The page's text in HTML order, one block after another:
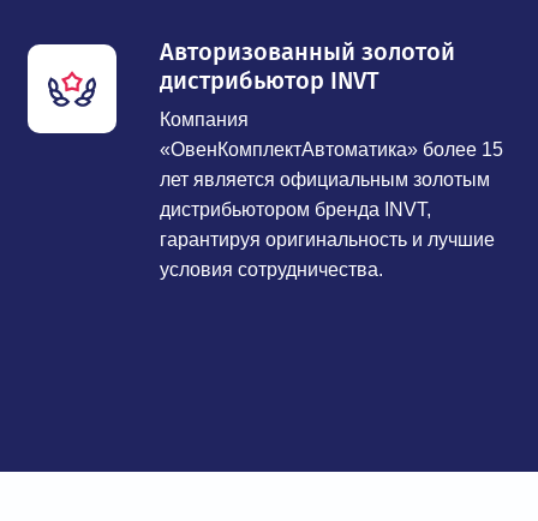
Авторизованный золотой
дистрибьютор INVT
Компания
«ОвенКомплектАвтоматика» более 15
лет является официальным золотым
дистрибьютором бренда INVT,
гарантируя оригинальность и лучшие
условия сотрудничества.